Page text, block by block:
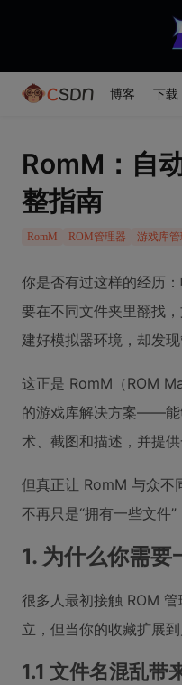
博客 下载
RomM：自
整指南
RomM ROM管理器 游戏库管
你是否有过这样的经历
要在不同文件夹里翻找
建好模拟器环境，却发
这正是 RomM（ROM
的游戏库解决方案——能
术、截图和描述，并提
但真正让 RomM 与众不
不再只是“拥有一些文件”
1. 为什么你需
很多人最初接触 ROM
立，但当你的收藏扩展
1.1 文件名混乱带